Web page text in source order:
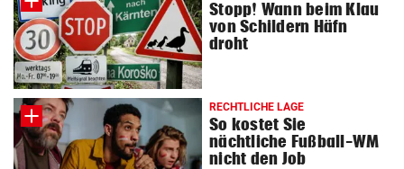
Stopp! Wann beim Klau
von Schildern Häfn
droht
RECHTLICHE LAGE
So kostet Sie
nächtliche Fußball-WM
nicht den Job